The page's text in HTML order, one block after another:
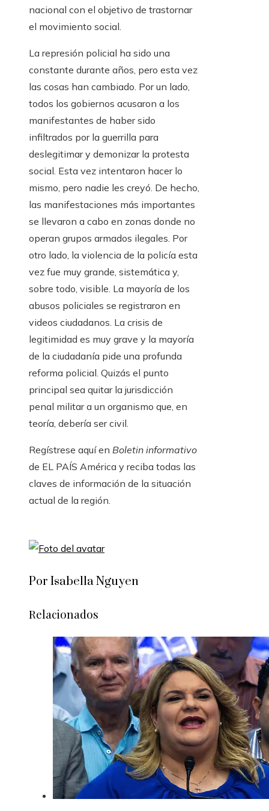
nacional con el objetivo de trastornar
el movimiento social.
La represión policial ha sido una
constante durante años, pero esta vez
las cosas han cambiado. Por un lado,
todos los gobiernos acusaron a los
manifestantes de haber sido
infiltrados por la guerrilla para
deslegitimar y demonizar la protesta
social. Esta vez intentaron hacer lo
mismo, pero nadie les creyó. De hecho,
las manifestaciones más importantes
se llevaron a cabo en zonas donde no
operan grupos armados ilegales. Por
otro lado, la violencia de la policía esta
vez fue muy grande, sistemática y,
sobre todo, visible. La mayoría de los
abusos policiales se registraron en
videos ciudadanos. La crisis de
legitimidad es muy grave y la mayoría
de la ciudadanía pide una profunda
reforma policial. Quizás el punto
principal sea quitar la jurisdicción
penal militar a un organismo que, en
teoría, debería ser civil.
Regístrese aquí en Boletin informativo
de EL PAÍS América y reciba todas las
claves de información de la situación
actual de la región.
Por Isabella Nguyen
Relacionados